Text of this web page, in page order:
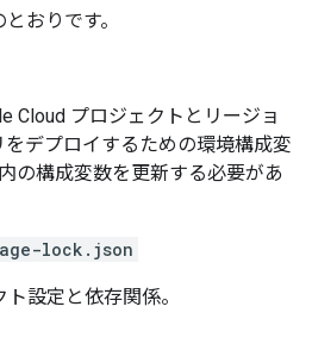
おりです。
Cloud プロジェクトとリージョ
をデプロイするための環境構成変
の構成変数を更新する必要があ
lock.json
設定と依存関係。